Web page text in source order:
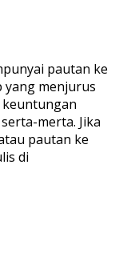
pautan ke
yang menjurus
merta. Jika
pautan ke
di